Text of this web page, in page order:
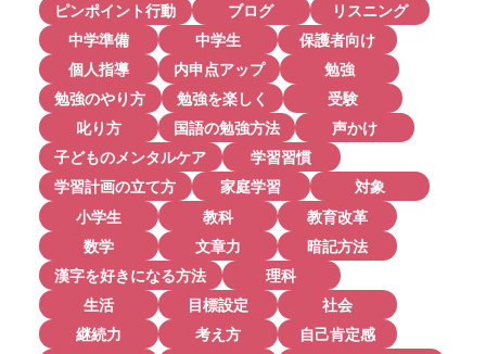
ピンポイント行動
ブログ
リスニング
中学準備
中学生
保護者向け
個人指導
内申点アップ
勉強
勉強のやり方
勉強を楽しく
受験
叱り方
国語の勉強方法
声かけ
子どものメンタルケア
学習習慣
学習計画の立て方
家庭学習
対象
小学生
教科
教育改革
数学
文章力
暗記方法
漢字を好きになる方法
理科
生活
目標設定
社会
継続力
考え方
自己肯定感